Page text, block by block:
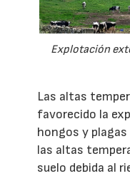
Explotación
Las altas
favorecido la
hongos y
las altas
suelo debida al